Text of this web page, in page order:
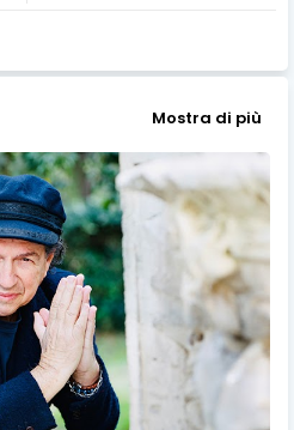
Mostra di più